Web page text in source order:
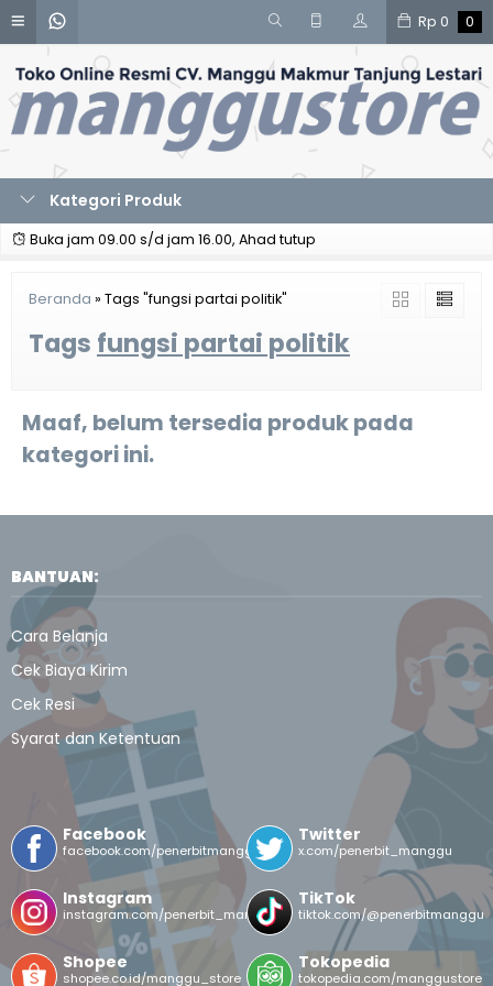
Rp 0 0
Kategori Produk
Buka jam 09.00 s/d jam 16.00, Ahad tutup
Beranda » Tags "fungsi partai politik"
Tags fungsi partai politik
Maaf, belum tersedia produk pada
kategori ini.
BANTUAN:
Cara Belanja
Cek Biaya Kirim
Cek Resi
Syarat dan Ketentuan
Facebook
facebook.com/penerbitmanggu
Twitter
x.com/penerbit_manggu
Instagram
instagram.com/penerbit_manggu/
TikTok
tiktok.com/@penerbitmanggu
Shopee
shopee.co.id/manggu_store
Tokopedia
tokopedia.com/manggustore